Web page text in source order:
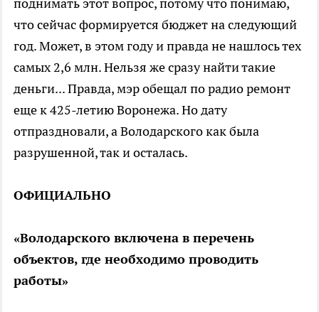
что сейчас формируется бюджет на следующий
год. Может, в этом году и правда не нашлось тех
самых 2,6 млн. Нельзя же сразу найти такие
деньги... Правда, мэр обещал по радио ремонт
еще к 425-летию Воронежа. Но дату
отпраздновали, а Володарского как была
разрушенной, так и осталась.
ОФИЦИАЛЬНО
«Володарского включена в перечень
объектов, где необходимо проводить
работы»